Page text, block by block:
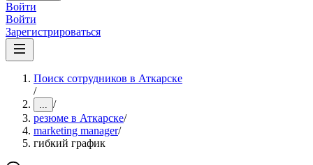
Войти
Войти
Зарегистрироваться
Поиск сотрудников в Аткарске
/
... /
резюме в Аткарске/
marketing manager/
гибкий график